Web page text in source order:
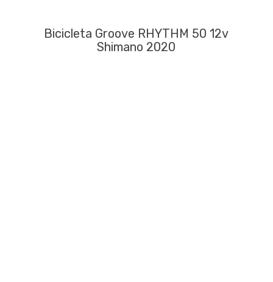
Bicicleta Groove RHYTHM 50 12v
Shimano 2020